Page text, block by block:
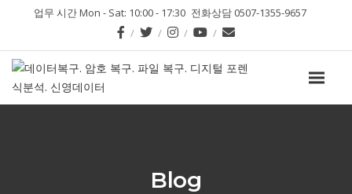
업무 시간 Mon - Sat: 10:00 - 17:30 전화상담 0507-1355-9657
Blog